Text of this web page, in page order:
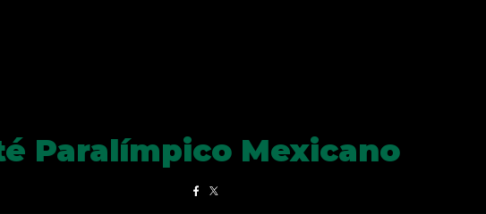
Paralímpico Mexicano